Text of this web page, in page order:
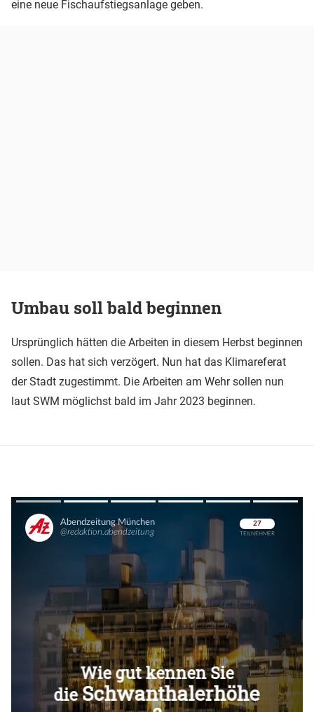
eine neue Fischaufstiegsanlage geben.
Umbau soll bald beginnen
Ursprünglich hätten die Arbeiten in diesem Herbst beginnen
sollen. Das hat sich verzögert. Nun hat das Klimareferat
der Stadt zugestimmt. Die Arbeiten am Wehr sollen nun
laut SWM möglichst bald im Jahr 2023 beginnen.
Überspringen
Überspringen